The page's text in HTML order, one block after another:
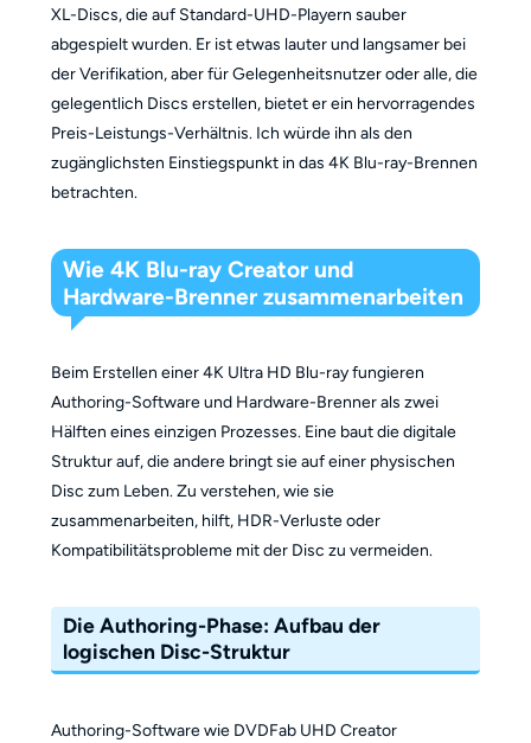
XL-Discs, die auf Standard-UHD-Playern sauber
abgespielt wurden. Er ist etwas lauter und langsamer bei
der Verifikation, aber für Gelegenheitsnutzer oder alle, die
gelegentlich Discs erstellen, bietet er ein hervorragendes
Preis-Leistungs-Verhältnis. Ich würde ihn als den
zugänglichsten Einstiegspunkt in das 4K Blu-ray-Brennen
betrachten.
Wie 4K Blu-ray Creator und
Hardware-Brenner zusammenarbeiten
Beim Erstellen einer 4K Ultra HD Blu-ray fungieren
Authoring-Software und Hardware-Brenner als zwei
Hälften eines einzigen Prozesses. Eine baut die digitale
Struktur auf, die andere bringt sie auf einer physischen
Disc zum Leben. Zu verstehen, wie sie
zusammenarbeiten, hilft, HDR-Verluste oder
Kompatibilitätsprobleme mit der Disc zu vermeiden.
Die Authoring-Phase: Aufbau der
logischen Disc-Struktur
Authoring-Software wie DVDFab UHD Creator